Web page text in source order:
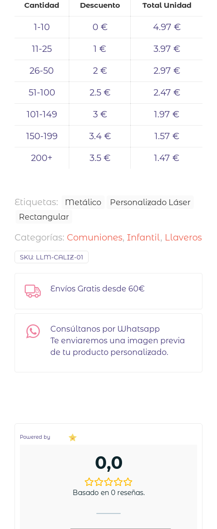
Cantidad Descuento Total Unidad
1-10 0 € 4.97 €
11-25 1 € 3.97 €
26-50 2 € 2.97 €
51-100 2.5 € 2.47 €
101-149 3 € 1.97 €
150-199 3.4 € 1.57 €
200+ 3.5 € 1.47 €
Etiquetas: Metálico
Personalizado Láser
Rectangular
Categorías: Comuniones, Infantil, Llaveros
SKU: LLM-CALIZ-01
Envíos Gratis desde 60€
Consúltanos por Whatsapp
Te enviaremos una imagen previa
de tu producto personalizado.
Powered by
0,0
Basado en 0 reseñas.